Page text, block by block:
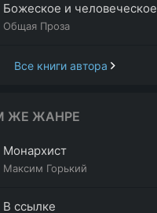
Божеское и человеческое
Общая Проза
Все книги автора
ЖЕ ЖАНРЕ
Монархист
Максим Горький
В ссылке